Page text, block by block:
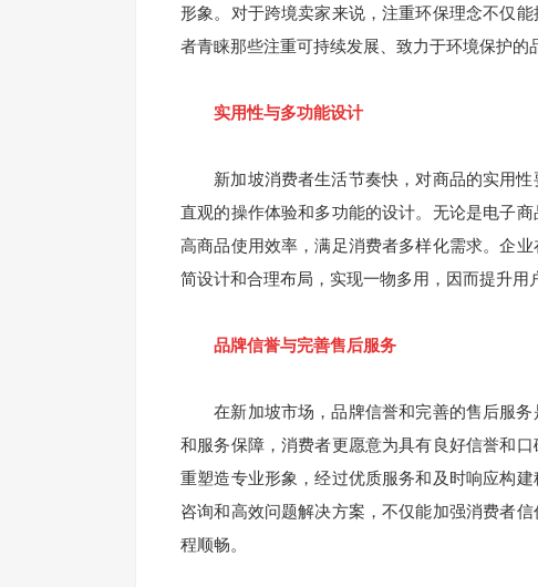
形象。对于跨境卖家来说，注重环保理念不仅
者青睐那些注重可持续发展、致力于环境保护的
实用性与多功能设计
新加坡消费者生活节奏快，对商品的实用性
直观的操作体验和多功能的设计。无论是电子
高商品使用效率，满足消费者多样化需求。企
简设计和合理布局，实现一物多用，因而提升用
品牌信誉与完善售后服务
在新加坡市场，品牌信誉和完善的售后服务
和服务保障，消费者更愿意为具有良好信誉和
重塑造专业形象，经过优质服务和及时响应构
咨询和高效问题解决方案，不仅能加强消费者
程顺畅。